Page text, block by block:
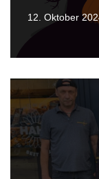
12. Oktober